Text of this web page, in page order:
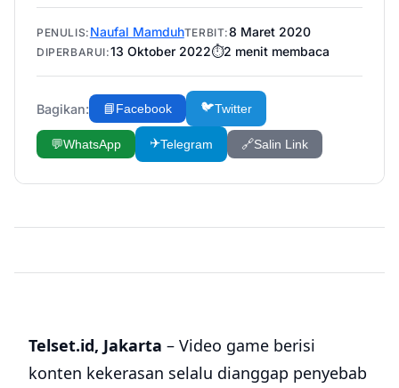
PENULIS: Naufal MamduhTERBIT:8 Maret 2020
DIPERBARUI:13 Oktober 2022⏱️2 menit membaca
Bagikan: 📘Facebook 🐦Twitter
💬WhatsApp ✈️Telegram 🔗Salin Link
Telset.id, Jakarta – Video game berisi
konten kekerasan selalu dianggap penyebab